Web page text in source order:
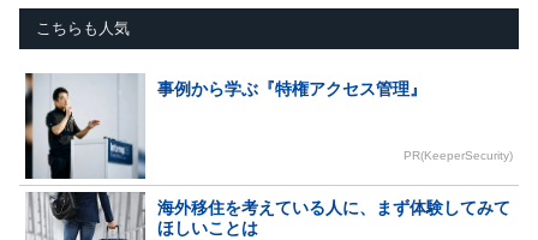
こちらも人気
事例から学ぶ『特権アクセス管理』
PR(KeeperSecurity)
海外移住を考えている人に、まず体験してみて
ほしいことは